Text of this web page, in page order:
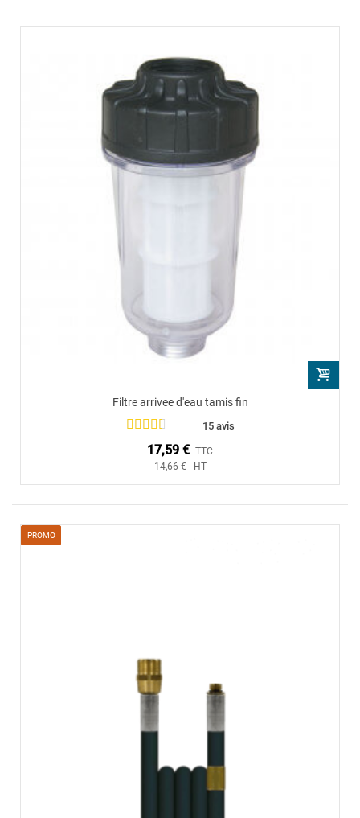
Filtre arrivee d'eau tamis fin
15 avis
17,59 € TTC
14,66 € HT
PROMO